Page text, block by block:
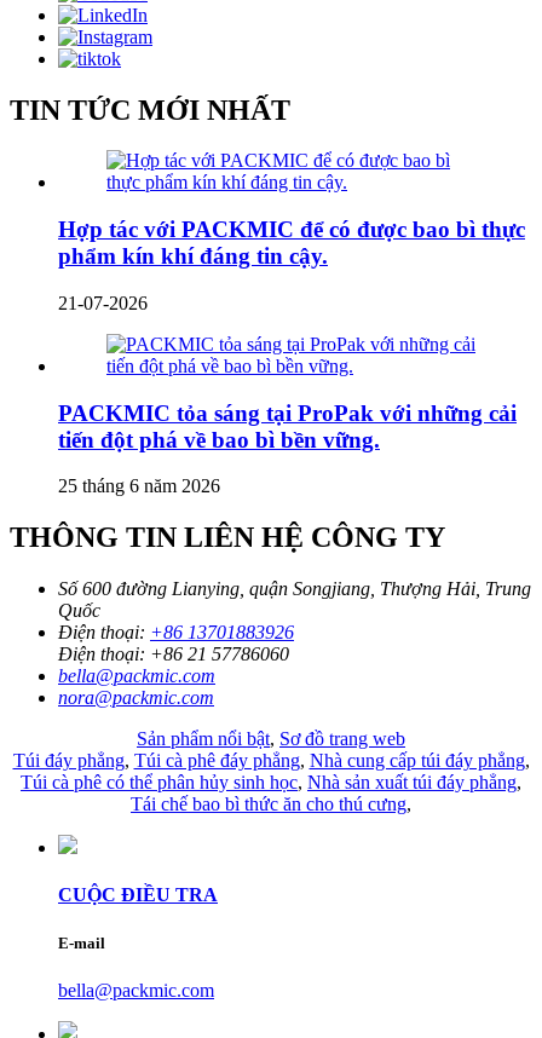
TIN TỨC MỚI NHẤT
Hợp tác với PACKMIC để có được bao bì thực
phẩm kín khí đáng tin cậy.
21-07-2026
PACKMIC tỏa sáng tại ProPak với những cải
tiến đột phá về bao bì bền vững.
25 tháng 6 năm 2026
THÔNG TIN LIÊN HỆ CÔNG TY
Số 600 đường Lianying, quận Songjiang, Thượng Hải, Trung
Quốc
Điện thoại: +86 13701883926
Điện thoại: +86 21 57786060
bella@packmic.com
nora@packmic.com
Sản phẩm nổi bật, Sơ đồ trang web
Túi đáy phẳng, Túi cà phê đáy phẳng, Nhà cung cấp túi đáy phẳng,
Túi cà phê có thể phân hủy sinh học, Nhà sản xuất túi đáy phẳng,
Tái chế bao bì thức ăn cho thú cưng,
CUỘC ĐIỀU TRA
E-mail
bella@packmic.com